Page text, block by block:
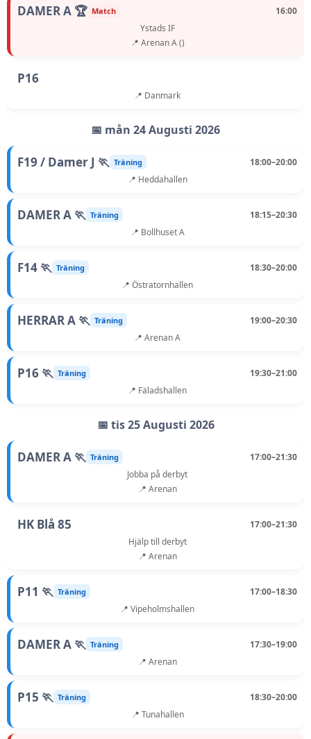
DAMER A 🏆 Match
16:00
Ystads IF
📍 Arenan A ()
P16
📍 Danmark
📅 mån 24 Augusti 2026
F19 / Damer J 🏃 Träning
18:00–20:00
📍 Heddahallen
DAMER A 🏃 Träning
18:15–20:30
📍 Bollhuset A
F14 🏃 Träning
18:30–20:00
📍 Östratornhallen
HERRAR A 🏃 Träning
19:00–20:30
📍 Arenan A
P16 🏃 Träning
19:30–21:00
📍 Fäladshallen
📅 tis 25 Augusti 2026
DAMER A 🏃 Träning
17:00–21:30
Jobba på derbyt
📍 Arenan
HK Blå 85
17:00–21:30
Hjälp till derbyt
📍 Arenan
P11 🏃 Träning
17:00–18:30
📍 Vipeholmshallen
DAMER A 🏃 Träning
17:30–19:00
📍 Arenan
P15 🏃 Träning
18:30–20:00
📍 Tunahallen